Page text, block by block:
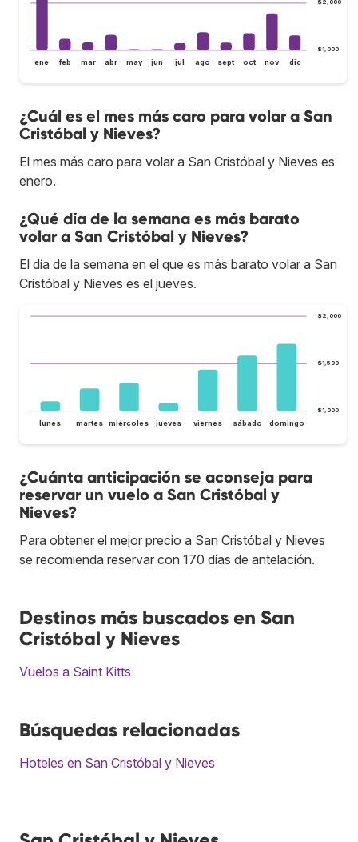
$1,000
$2,000
ene feb mar abr may jun jul ago sept oct nov dic
¿Cuál es el mes más caro para volar a San
Cristóbal y Nieves?
El mes más caro para volar a San Cristóbal y Nieves es
enero.
¿Qué día de la semana es más barato
volar a San Cristóbal y Nieves?
El día de la semana en el que es más barato volar a San
Cristóbal y Nieves es el jueves.
$1,000
$1,500
$2,000
lunes martes miércoles jueves viernes sábado domingo
¿Cuánta anticipación se aconseja para
reservar un vuelo a San Cristóbal y
Nieves?
Para obtener el mejor precio a San Cristóbal y Nieves
se recomienda reservar con 170 días de antelación.
Destinos más buscados en San
Cristóbal y Nieves
Vuelos a Saint Kitts
Búsquedas relacionadas
Hoteles en San Cristóbal y Nieves